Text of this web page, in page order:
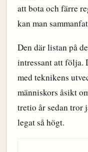
att bota och färre
kan man
Den där listan på
intressant att följa.
med teknikens
människors åsikt
tretio år sedan tror
legat så högt.